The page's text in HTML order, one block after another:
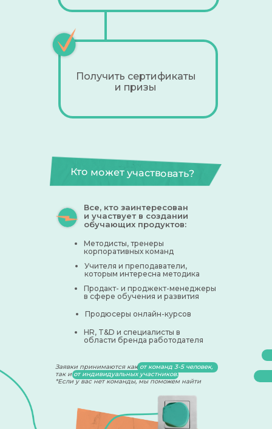
Получить сертификаты
и призы
Кто может участвовать?
Методисты, тренеры
корпоративных команд
Учителя и преподаватели,
которым интересна методика
Продакт- и проджект-менеджеры
в сфере обучения и развития
Продюсеры онлайн-курсов
HR, T&D и специалисты в
области бренда работодателя
Все, кто заинтересован
и участвует в создании
обучающих продуктов:
Заявки принимаются какот команд 3-5 человек,
так иот индивидуальных участников.
*Если у вас нет команды, мы поможем найти